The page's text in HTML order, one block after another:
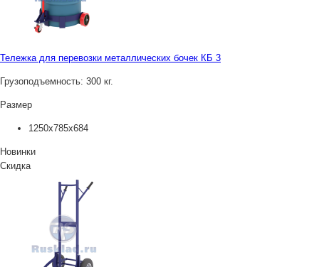
Тележка для перевозки металлических бочек КБ 3
Грузоподъемность: 300 кг.
Размер
1250x785x684
Новинки
Скидка